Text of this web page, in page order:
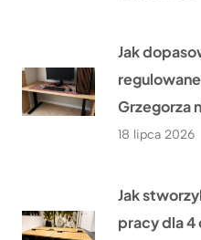
Jak
Grzegorza
18 lipca 2026
Jak
pracy dla 4